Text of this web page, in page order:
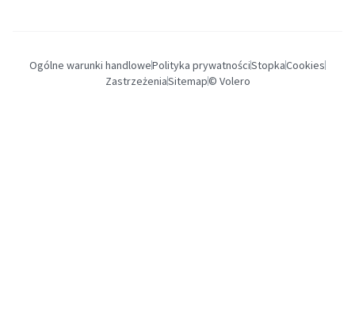
Ogólne warunki handlowePolityka prywatnościStopkaCookies
ZastrzeżeniaSitemap© Volero